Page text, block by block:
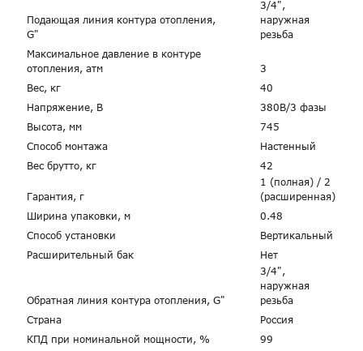
Подающая линия контура отопления,
G"
3/4",
наружная
резьба
Максимальное давление в контуре
отопления, атм
3
Вес, кг
40
Напряжение, В
380В/3 фазы
Высота, мм
745
Способ монтажа
Настенный
Вес брутто, кг
42
Гарантия, г
1 (полная) / 2
(расширенная)
Ширина упаковки, м
0.48
Способ установки
Вертикальный
Расширительный бак
Нет
Обратная линия контура отопления, G"
3/4",
наружная
резьба
Страна
Россия
КПД при номинальной мощности, %
99